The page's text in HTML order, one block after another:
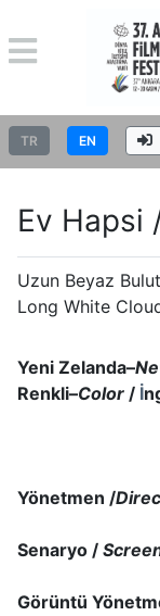
TR EN
Ev Hapsi
Uzun Beyaz
Long White
Yeni Zelanda–
Renkli–Color / İ
Yönetmen /
Senaryo /
Görüntü